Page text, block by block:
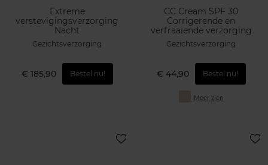
Extreme
verstevigingsverzorging
Nacht
Gezichtsverzorging
€ 185,90 Bestel nu!
CC Cream SPF 30
Corrigerende en
verfraaiende verzorging
Gezichtsverzorging
€ 44,90 Bestel nu!
Meer zien